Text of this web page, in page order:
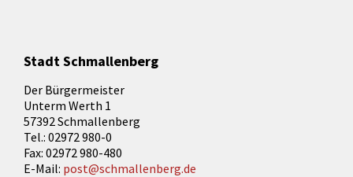
Stadt Schmallenberg
Der Bürgermeister
Unterm Werth 1
57392 Schmallenberg
Tel.: 02972 980-0
Fax: 02972 980-480
E-Mail: post@schmallenberg.de